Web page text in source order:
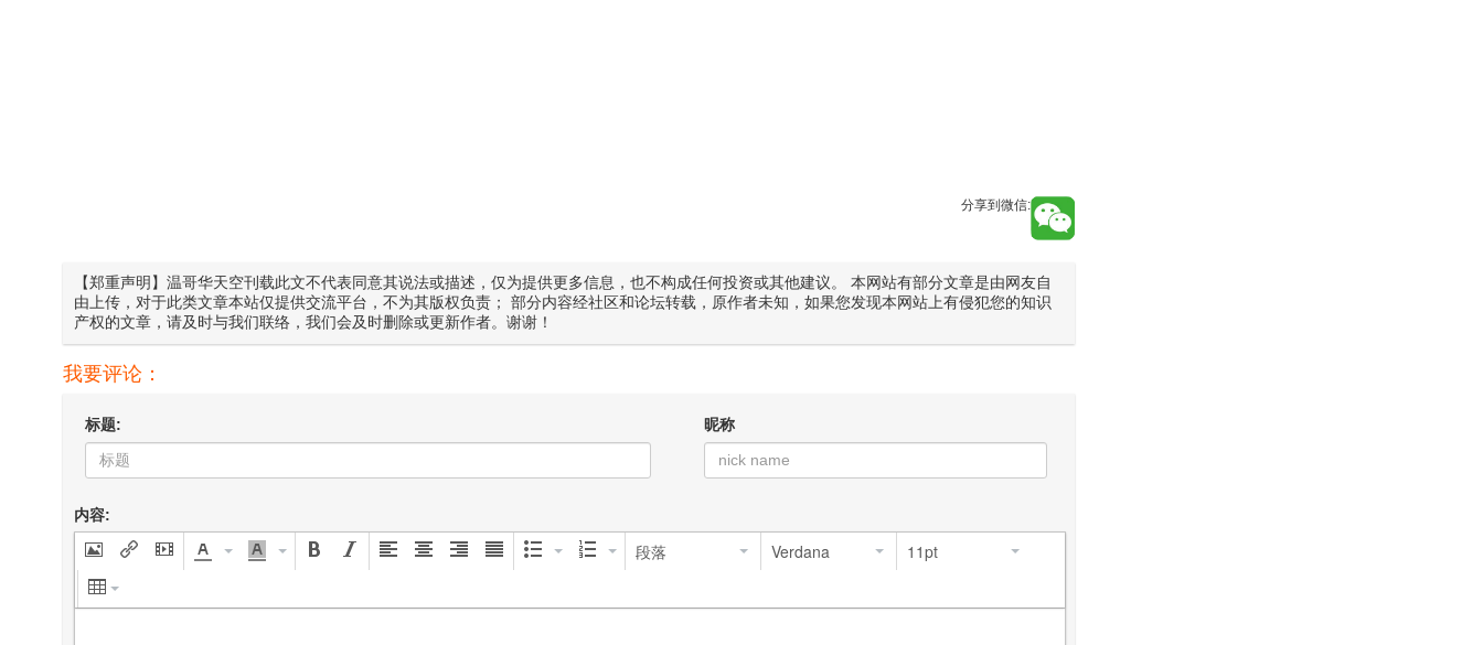
分享到微信:
【郑重声明】温哥华天空刊载此文不代表同意其说法或描述，仅为提供更多信息，也不构成任何投资或其他建议。 本网站有部分文章是由网友自
由上传，对于此类文章本站仅提供交流平台，不为其版权负责； 部分内容经社区和论坛转载，原作者未知，如果您发现本网站上有侵犯您的知识
产权的文章，请及时与我们联络，我们会及时删除或更新作者。谢谢！
我要评论：
标题: 昵称
内容:
段落 Verdana 11pt